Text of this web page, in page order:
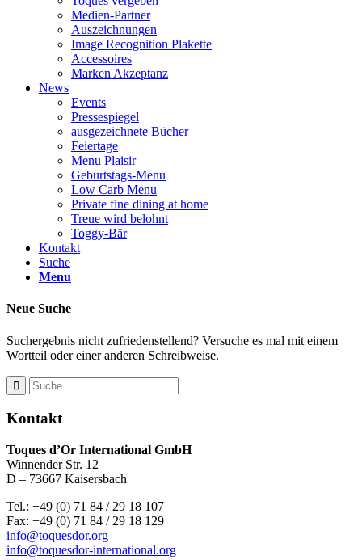
Medien-Partner
Auszeichnungen
Image Recognition Plakette
Accessoires
Marken Akzeptanz
News
Events
Pressespiegel
ausgezeichnete Bücher
Feiertage
Menu Plaisir
Geburtstags-Menu
Low Carb Menu
Private fine dining at home
Treue wird belohnt
Toggy-Bär
Kontakt
Suche
Menu
Neue Suche
Suchergebnis nicht zufriedenstellend? Versuche es mal mit einem
Wortteil oder einer anderen Schreibweise.
Kontakt
Toques d’Or International GmbH
Winnender Str. 12
D – 73667 Kaisersbach
Tel.: +49 (0) 71 84 / 29 18 107
Fax: +49 (0) 71 84 / 29 18 129
info@toquesdor.org
info@toquesdor-international.org